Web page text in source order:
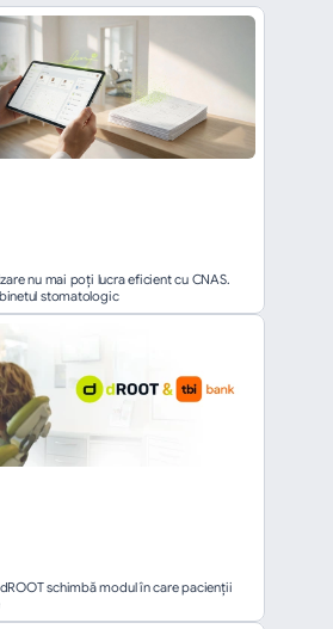
nu mai poți lucra eficient cu CNAS.
stomatologic
schimbă modul în care pacienții